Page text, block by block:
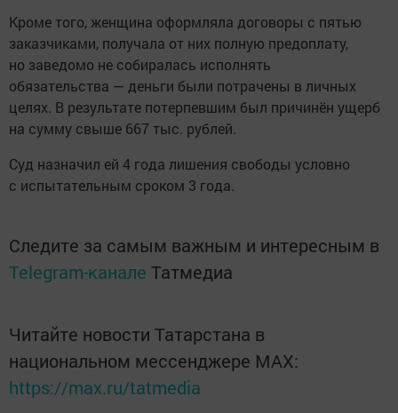
Кроме того, женщина оформляла договоры с пятью
заказчиками, получала от них полную предоплату,
но заведомо не собиралась исполнять
обязательства — деньги были потрачены в личных
целях. В результате потерпевшим был причинён ущерб
на сумму свыше 667 тыс. рублей.
Суд назначил ей 4 года лишения свободы условно
с испытательным сроком 3 года.
Следите за самым важным и интересным в
Telegram-канале Татмедиа
Читайте новости Татарстана в
национальном мессенджере MАХ:
https://max.ru/tatmedia